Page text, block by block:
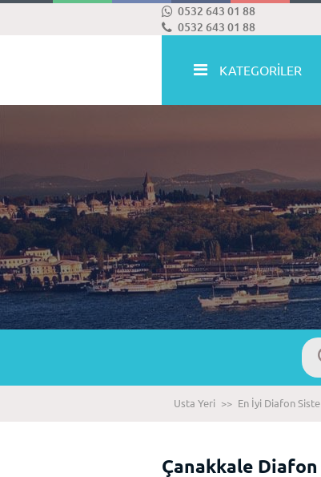
0532 643 01 88
0532 643 01 88
KATEGORİLER
Usta Yeri >> En İyi Diafon
Çanakkale